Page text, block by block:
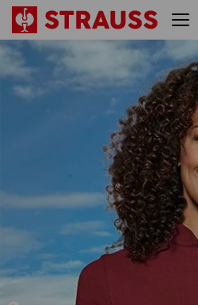
e.s. Poloshirt cotton
Mandarin, dames